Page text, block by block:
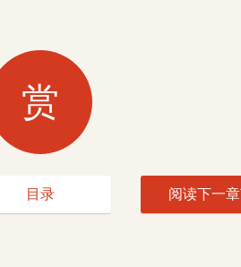
赏
目录 阅读下一